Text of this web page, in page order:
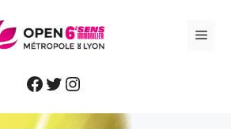
Facebook
Twitter
Instagram